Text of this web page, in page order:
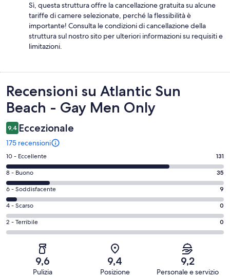
Sì, questa struttura offre la cancellazione gratuita su alcune
tariffe di camere selezionate, perché la flessibilità è
importante! Consulta le condizioni di cancellazione della
struttura sul nostro sito per ulteriori informazioni su requisiti e
limitazioni.
Recensioni
Recensioni su Atlantic Sun
Beach - Gay Men Only
9,4 Eccezionale
175 recensioni
Valutazione
di
10
-
Eccellente.
131
su
175
recensioni
10 - Eccellente 131
Valutazione
di
8
-
Buono.
35
recensioni
8 - Buono 35
Valutazione
di
6
-
Soddisfacente.
6 - Soddisfacente 9
Valutazione
di
4
4 - Scarso 0
Valutazione
di
Terribile.
2 - Terribile 0
9,6
Pulizia
9,4
Posizione
9,2
Personale e servizio